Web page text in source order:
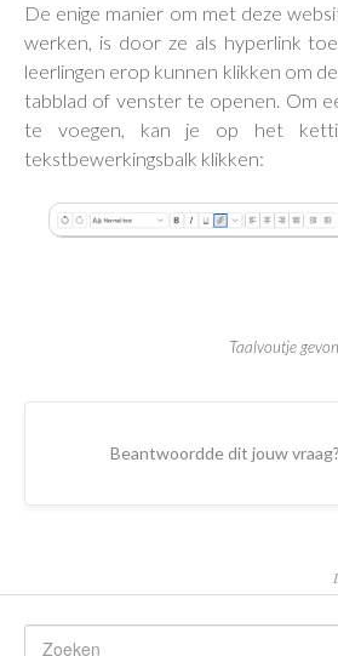
De enige manier om met deze
werken, is door ze als hyperlink
leerlingen erop kunnen klikken om
tabblad of venster te openen. Om
te voegen, kan je op het
tekstbewerkingsbalk klikken:
Beantwoordde dit jouw vraag?